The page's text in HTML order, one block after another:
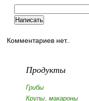
Комментариев нет..
Продукты
Грибы
Крупы, макароны